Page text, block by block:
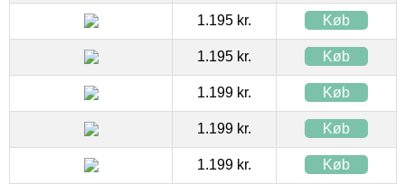
1.195 kr. Køb
1.195 kr. Køb
1.199 kr. Køb
1.199 kr. Køb
1.199 kr. Køb